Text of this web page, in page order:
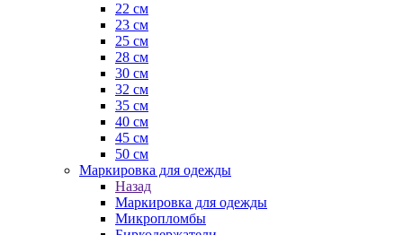
22 см
23 см
25 см
28 см
30 см
32 см
35 см
40 см
45 см
50 см
Маркировка для одежды
Назад
Маркировка для одежды
Микропломбы